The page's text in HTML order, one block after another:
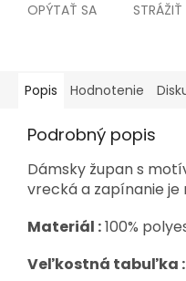
OPÝTAŤ SA STRÁŽIŤ
Popis Hodnotenie
Podrobný popis
Dámsky župan s
vrecká a zapínanie je
Materiál :100%
Veľkostná tabuľka :